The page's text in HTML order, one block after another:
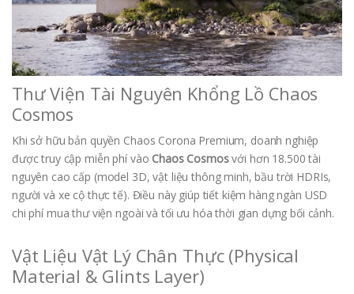
Thư Viện Tài Nguyên Khổng Lồ Chaos
Cosmos
Khi sở hữu bản quyền Chaos Corona Premium, doanh nghiệp
được truy cập miễn phí vào Chaos Cosmosvới hơn 18.500 tài
nguyên cao cấp (model 3D, vật liệu thông minh, bầu trời HDRIs,
người và xe cộ thực tế). Điều này giúp tiết kiệm hàng ngàn USD
chi phí mua thư viện ngoài và tối ưu hóa thời gian dựng bối cảnh.
Vật Liệu Vật Lý Chân Thực (Physical
Material & Glints Layer)